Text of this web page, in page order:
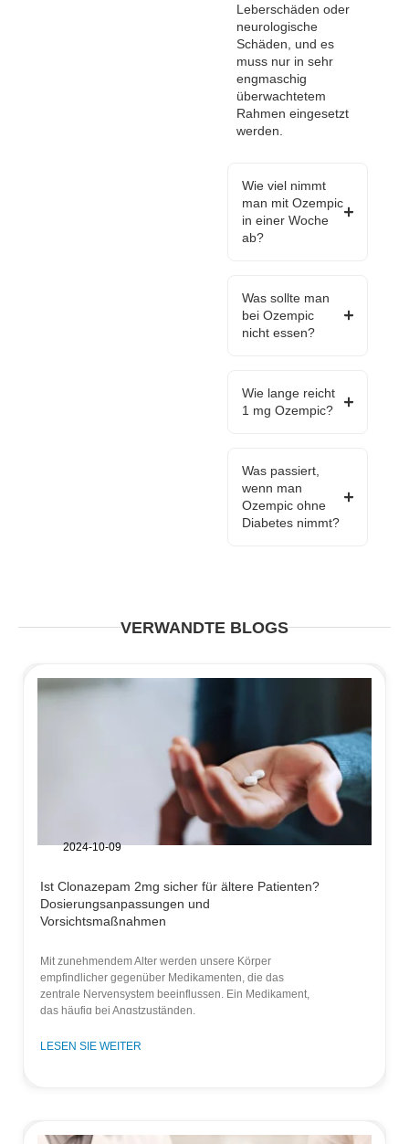
Leberschäden oder
neurologische
Schäden, und es
muss nur in sehr
engmaschig
überwachtetem
Rahmen eingesetzt
werden.
Wie viel nimmt
man mit Ozempic
in einer Woche
ab?
Was sollte man
bei Ozempic
nicht essen?
Wie lange reicht
1 mg Ozempic?
Was passiert,
wenn man
Ozempic ohne
Diabetes nimmt?
VERWANDTE BLOGS
Ist Clonazepam 2mg sicher für ältere Patienten?
Dosierungsanpassungen und
Vorsichtsmaßnahmen
Mit zunehmendem Alter werden unsere Körper
empfindlicher gegenüber Medikamenten, die das
zentrale Nervensystem beeinflussen. Ein Medikament,
das häufig bei Angstzuständen,
LESEN SIE WEITER
2024-10-09